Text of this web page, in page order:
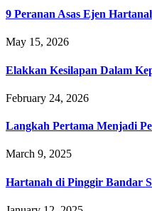
9 Peranan Asas Ejen
May 15, 2026
Elakkan Kesilapan Dalam
February 24, 2026
Langkah Pertama Menjadi
March 9, 2025
Hartanah di Pinggir Bandar